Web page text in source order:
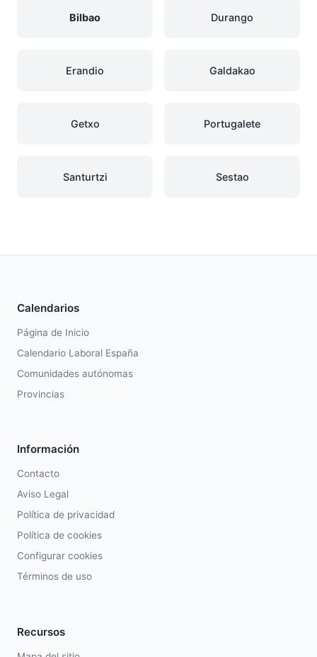
Bilbao Durango
Erandio Galdakao
Getxo Portugalete
Santurtzi Sestao
Calendarios
Página de Inicio
Calendario Laboral España
Comunidades autónomas
Provincias
Información
Contacto
Aviso Legal
Política de privacidad
Política de cookies
Configurar cookies
Términos de uso
Recursos